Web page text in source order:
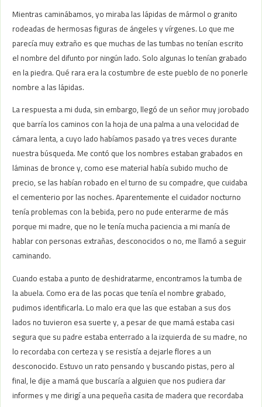
Mientras caminábamos, yo miraba las lápidas de mármol o granito
rodeadas de hermosas figuras de ángeles y vírgenes. Lo que me
parecía muy extraño es que muchas de las tumbas no tenían escrito
el nombre del difunto por ningún lado. Solo algunas lo tenían grabado
en la piedra. Qué rara era la costumbre de este pueblo de no ponerle
nombre a las lápidas.
La respuesta a mi duda, sin embargo, llegó de un señor muy jorobado
que barría los caminos con la hoja de una palma a una velocidad de
cámara lenta, a cuyo lado habíamos pasado ya tres veces durante
nuestra búsqueda. Me contó que los nombres estaban grabados en
láminas de bronce y, como ese material había subido mucho de
precio, se las habían robado en el turno de su compadre, que cuidaba
el cementerio por las noches. Aparentemente el cuidador nocturno
tenía problemas con la bebida, pero no pude enterarme de más
porque mi madre, que no le tenía mucha paciencia a mi manía de
hablar con personas extrañas, desconocidos o no, me llamó a seguir
caminando.
Cuando estaba a punto de deshidratarme, encontramos la tumba de
la abuela. Como era de las pocas que tenía el nombre grabado,
pudimos identificarla. Lo malo era que las que estaban a sus dos
lados no tuvieron esa suerte y, a pesar de que mamá estaba casi
segura que su padre estaba enterrado a la izquierda de su madre, no
lo recordaba con certeza y se resistía a dejarle flores a un
desconocido. Estuvo un rato pensando y buscando pistas, pero al
final, le dije a mamá que buscaría a alguien que nos pudiera dar
informes y me dirigí a una pequeña casita de madera que recordaba